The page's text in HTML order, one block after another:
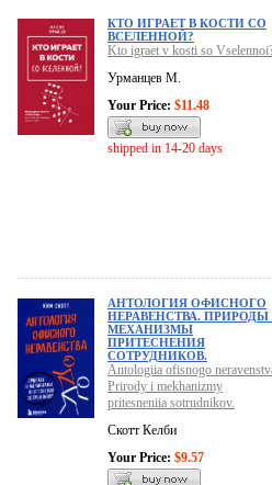
КТО ИГРАЕТ В КОСТИ СО
ВСЕЛЕННОЙ?
Kto igraet v kosti so
Урманцев М.
Your Price: $11.48
shipped in 14-20 days
АНТОЛОГИЯ ОФИСНОГО
НЕРАВЕНСТВА. ПРИРОДЫ
МЕХАНИЗМЫ
ПРИТЕСНЕНИЯ
СОТРУДНИКОВ.
Antologiia ofisnogo
Prirody i mekhanizmy
pritesneniia sotrudnikov.
Скотт Келби
Your Price: $9.57